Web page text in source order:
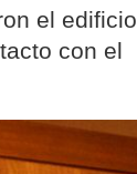
el edificio
con el